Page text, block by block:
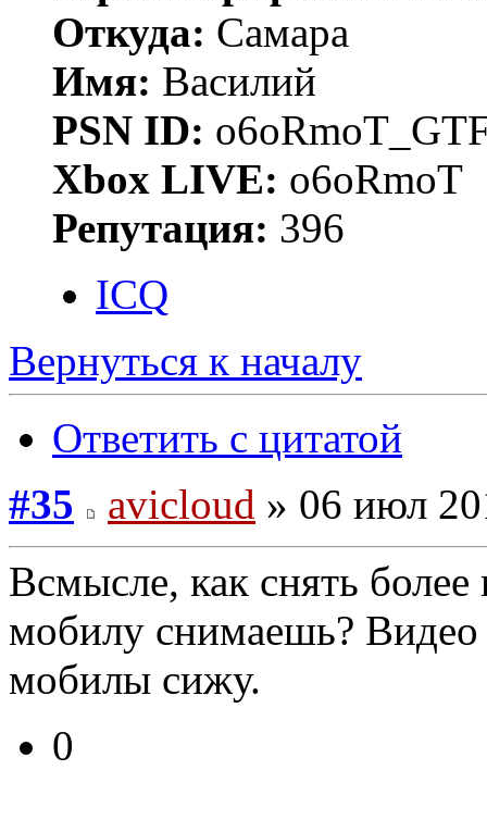
Откуда: Самара
Имя: Василий
PSN ID:
Xbox LIVE: o6oRmoT
Репутация: 396
ICQ
Вернуться к началу
Ответить с цитатой
#35
avicloud » 06 июл
Всмысле, как снять
мобилу снимаешь? Видео
мобилы сижу.
0